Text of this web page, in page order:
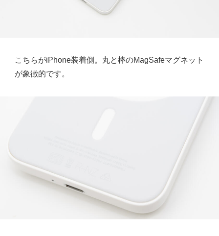
こちらがiPhone装着側。丸と棒のMagSafeマグネット
が象徴的です。